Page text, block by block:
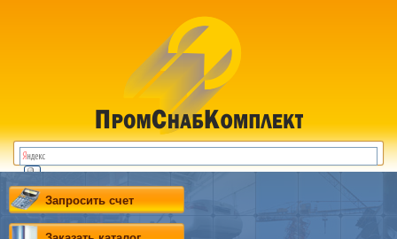
Запросить счет